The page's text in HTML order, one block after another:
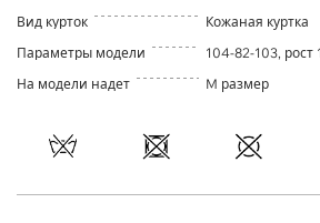
Вид курток
Кожаная куртка
Параметры модели
104-82-103, рост
На модели надет
M размер